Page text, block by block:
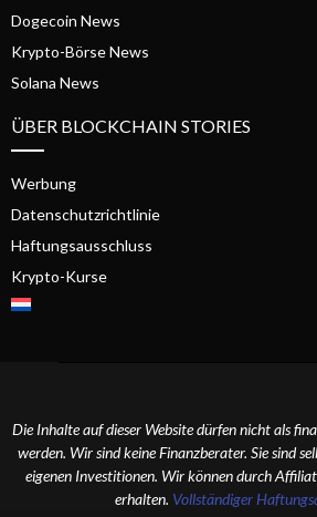
Dogecoin News
Krypto-Börse News
Solana News
ÜBER BLOCKCHAIN STORIES
Werbung
Datenschutzrichtlinie
Haftungsausschluss
Krypto-Kurse
Die Inhalte auf dieser Website dürfen nicht als
werden. Wir sind keine Finanzberater. Sie sind
eigenen Investitionen. Wir können durch
erhalten. Vollständiger